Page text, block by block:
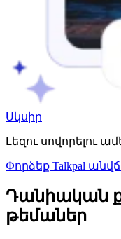
Սկսիր
Լեզու սովորելու
Փորձեք Talkpal
Դանիական
թեմաներ